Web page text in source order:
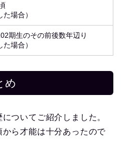
た場合）
期生のその前後数年辺り
た場合）
め
ついてご紹介しました。
ら才能は十分あったので